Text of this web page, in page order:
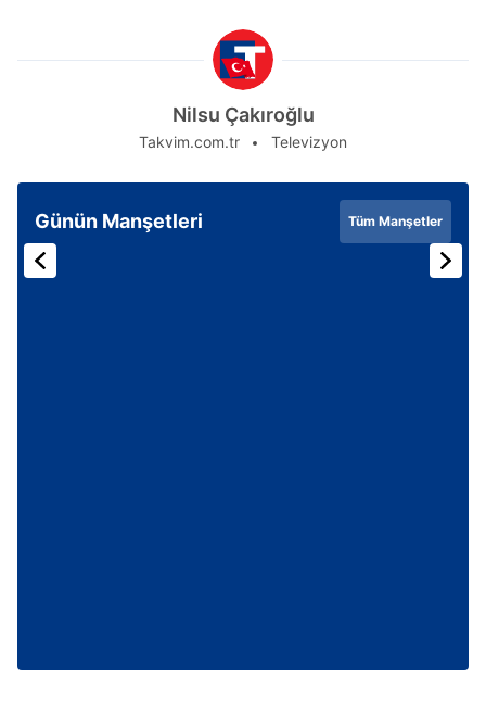
Nilsu Çakıroğlu
Takvim.com.tr Televizyon
Günün Manşetleri Tüm Manşetler